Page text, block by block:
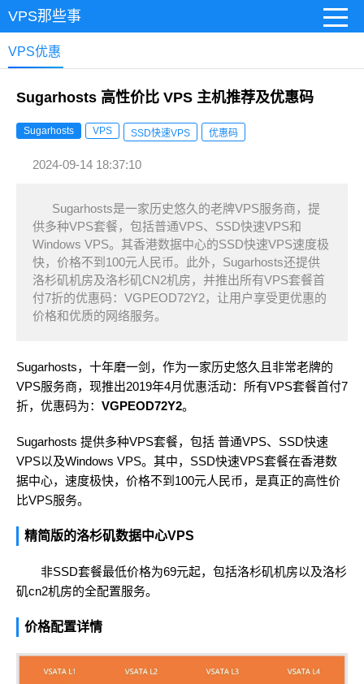
VPS那些事
VPS优惠
Sugarhosts 高性价比 VPS 主机推荐及优惠码
Sugarhosts VPS SSD快速VPS 优惠码
2024-09-14 18:37:10
Sugarhosts是一家历史悠久的老牌VPS服务商，提
供多种VPS套餐，包括普通VPS、SSD快速VPS和
Windows VPS。其香港数据中心的SSD快速VPS速度极
快，价格不到100元人民币。此外，Sugarhosts还提供
洛杉矶机房及洛杉矶CN2机房，并推出所有VPS套餐首
付7折的优惠码：VGPEOD72Y2，让用户享受更优惠的
价格和优质的网络服务。
Sugarhosts，十年磨一剑，作为一家历史悠久且非常老牌的
VPS服务商，现推出2019年4月优惠活动：所有VPS套餐首付7
折，优惠码为： VGPEOD72Y2。
Sugarhosts 提供多种VPS套餐，包括 普通VPS、SSD快速
VPS以及Windows VPS。其中，SSD快速VPS套餐在香港数
据中心，速度极快，价格不到100元人民币，是真正的高性价
比VPS服务。
精简版的洛杉矶数据中心VPS
非SSD套餐最低价格为69元起，包括洛杉矶机房以及洛杉
矶cn2机房的全配置服务。
价格配置详情